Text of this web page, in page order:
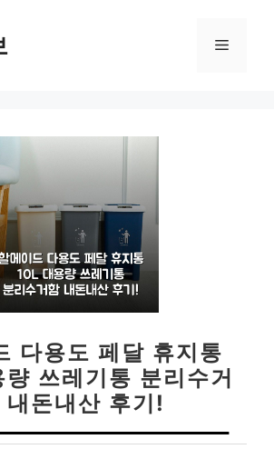
메
다용도 페달 휴지통
쓰레기통 분리수거
내돈내산 후기!